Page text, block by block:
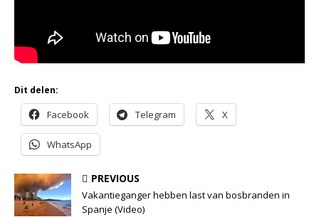
Dit delen:
Facebook Telegram X
WhatsApp
PREVIOUS
Vakantieganger hebben last van bosbranden in
Spanje (Video)